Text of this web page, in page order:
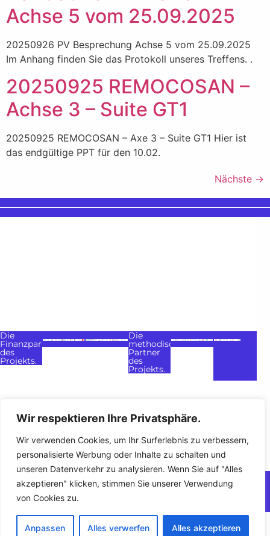
Wir respektieren Ihre Privatsphäre.
Wir verwenden Cookies, um Ihr Surferlebnis zu verbessern,
personalisierte Werbung oder Inhalte zu schalten und
unseren Datenverkehr zu analysieren. Wenn Sie auf "Alles
akzeptieren" klicken, stimmen Sie unserer Verwendung
von Cookies zu.
Anpassen Alles verwerfen Alles akzeptieren
Achse 5 vom 25.09.2025
20250926 PV Besprechung Achse 5 vom 25.09.2025
Im Anhang finden Sie das Protokoll unseres Treffens. .
20250925 REMOCOSAN –
Achse 3 – Suite GT1
20250925 REMOCOSAN – Axe 3 – Suite GT1 Hier ist
das endgültige PPT für den 10.02.
Nächste →
Die
Finanzpartner
des
Projekts.
Die
methodischen
Partner
des
Projekts.
Meine
Meinung
sagen
Rechtliche HinweiseDatenschutzrichtlinie
Kontakt
2026Cotrans A.s.b.l. Gehostet von O.V.H
Powered by Wordpress, Elementor Pro.
Français